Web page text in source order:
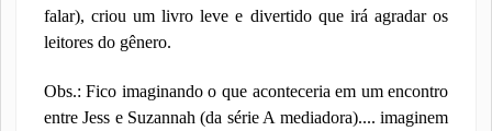
falar), criou um livro leve e divertido que irá agradar os
leitores do gênero.
Obs.: Fico imaginando o que aconteceria em um encontro
entre Jess e Suzannah (da série A mediadora).... imaginem